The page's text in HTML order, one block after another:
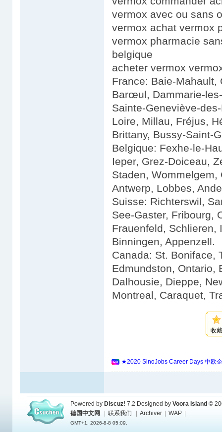
vermox avec ou sans
vermox achat vermox
vermox pharmacie
belgique
acheter vermox
France: Baie-Mahault,
Barœul, Dammarie-
Sainte-Geneviève-
Loire, Millau, Fréjus,
Brittany, Bussy-Saint-
Belgique: Fexhe-le-
Ieper, Grez-Doiceau,
Staden,
Antwerp, Lobbes,
Suisse: Richterswil,
See-Gaster, Fribourg,
Frauenfeld, Schlieren,
Binningen, Appenzell.
Canada: St. Boniface,
Edmundston, Ontario,
Dalhousie, Dieppe,
Montreal, Caraquet,
收
★2020 SinoJobs Career Days 中欧
Powered by Discuz! 7.2 Designed by Voora Island ©
德国中文网
联系我们 Archiver WAP
GMT+1, 2026-8-8 05:09.